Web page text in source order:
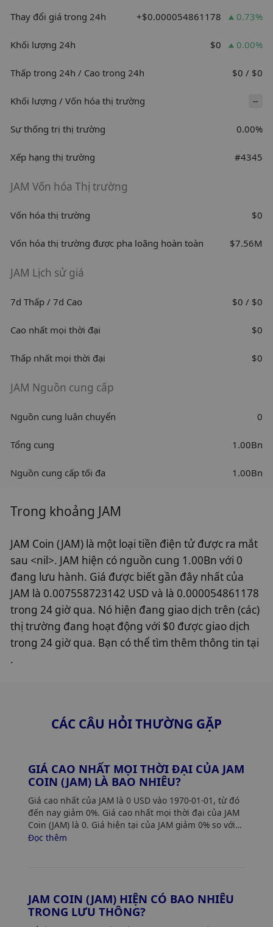
Thay đổi giá trong 24h +$0.000054861178 0.73%
Khối lượng 24h $0 0.00%
Thấp trong 24h / Cao trong 24h $0 / $0
Khối lượng / Vốn hóa thị trường --
Sự thống trị thị trường 0.00%
Xếp hạng thị trường #4345
JAM Vốn hóa Thị trường
Vốn hóa thị trường $0
Vốn hóa thị trường được pha loãng hoàn toàn $7.56M
JAM Lịch sử giá
7d Thấp / 7d Cao $0 / $0
Cao nhất mọi thời đại $0
Thấp nhất mọi thời đại $0
JAM Nguồn cung cấp
Nguồn cung luân chuyển 0
Tổng cung 1.00Bn
Nguồn cung cấp tối đa 1.00Bn
Trong khoảng JAM
JAM Coin (JAM) là một loại tiền điện tử được ra mắt
sau <nil>. JAM hiện có nguồn cung 1.00Bn với 0
đang lưu hành. Giá được biết gần đây nhất của
JAM là 0.007558723142 USD và là 0.000054861178
trong 24 giờ qua. Nó hiện đang giao dịch trên (các)
thị trường đang hoạt động với $0 được giao dịch
trong 24 giờ qua. Bạn có thể tìm thêm thông tin tại
.
CÁC CÂU HỎI THƯỜNG GẶP
GIÁ CAO NHẤT MỌI THỜI ĐẠI CỦA JAM
COIN (JAM) LÀ BAO NHIÊU?
Giá cao nhất của JAM là 0 USD vào 1970-01-01, từ đó
đến nay giảm 0%. Giá cao nhất mọi thời đại của JAM
Coin (JAM) là 0. Giá hiện tại của JAM giảm 0% so với
mức giá cao nhất của nó.
Đọc thêm
JAM COIN (JAM) HIỆN CÓ BAO NHIÊU
TRONG LƯU THÔNG?